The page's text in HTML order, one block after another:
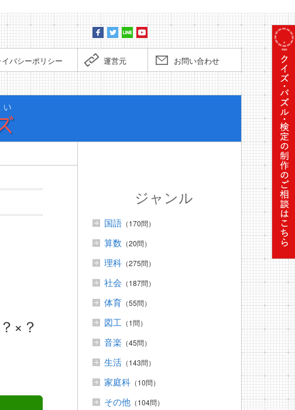
イバシーポリシー 運営元 お問い合わせ
ぼくだ
×？
ジャンル
国語 （170問）
算数 （20問）
理科 （275問）
社会 （187問）
体育 （55問）
図工 （1問）
音楽 （45問）
生活 （143問）
家庭科 （10問）
その他 （104問）